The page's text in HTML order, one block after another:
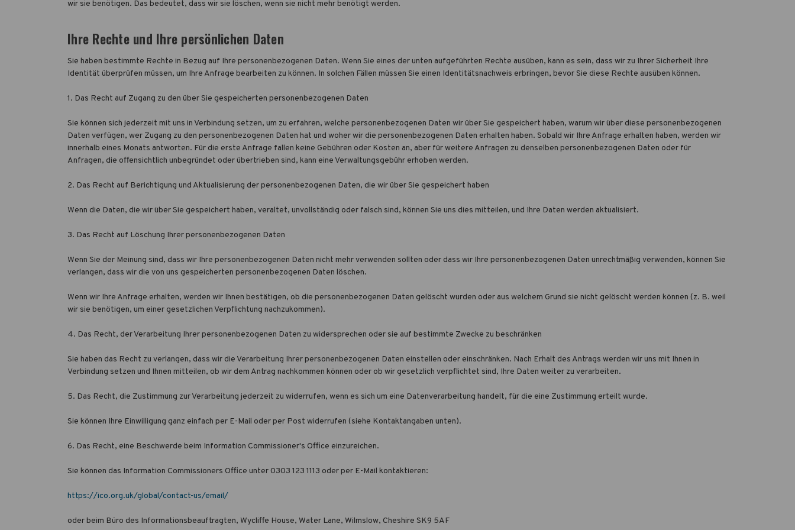
wir sie benötigen. Das bedeutet, dass wir sie löschen, wenn sie nicht mehr benötigt werden.
Ihre Rechte und Ihre persönlichen Daten
Sie haben bestimmte Rechte in Bezug auf Ihre personenbezogenen Daten. Wenn Sie eines der unten aufgeführten Rechte ausüben, kann es sein, dass wir zu Ihrer Sicherheit Ihre
Identität überprüfen müssen, um Ihre Anfrage bearbeiten zu können. In solchen Fällen müssen Sie einen Identitätsnachweis erbringen, bevor Sie diese Rechte ausüben können.
1. Das Recht auf Zugang zu den über Sie gespeicherten personenbezogenen Daten
Sie können sich jederzeit mit uns in Verbindung setzen, um zu erfahren, welche personenbezogenen Daten wir über Sie gespeichert haben, warum wir über diese personenbezogenen
Daten verfügen, wer Zugang zu den personenbezogenen Daten hat und woher wir die personenbezogenen Daten erhalten haben. Sobald wir Ihre Anfrage erhalten haben, werden wir
innerhalb eines Monats antworten. Für die erste Anfrage fallen keine Gebühren oder Kosten an, aber für weitere Anfragen zu denselben personenbezogenen Daten oder für
Anfragen, die offensichtlich unbegründet oder übertrieben sind, kann eine Verwaltungsgebühr erhoben werden.
2. Das Recht auf Berichtigung und Aktualisierung der personenbezogenen Daten, die wir über Sie gespeichert haben
Wenn die Daten, die wir über Sie gespeichert haben, veraltet, unvollständig oder falsch sind, können Sie uns dies mitteilen, und Ihre Daten werden aktualisiert.
3. Das Recht auf Löschung Ihrer personenbezogenen Daten
Wenn Sie der Meinung sind, dass wir Ihre personenbezogenen Daten nicht mehr verwenden sollten oder dass wir Ihre personenbezogenen Daten unrechtmäßig verwenden, können Sie
verlangen, dass wir die von uns gespeicherten personenbezogenen Daten löschen.
Wenn wir Ihre Anfrage erhalten, werden wir Ihnen bestätigen, ob die personenbezogenen Daten gelöscht wurden oder aus welchem Grund sie nicht gelöscht werden können (z. B. weil
wir sie benötigen, um einer gesetzlichen Verpflichtung nachzukommen).
4. Das Recht, der Verarbeitung Ihrer personenbezogenen Daten zu widersprechen oder sie auf bestimmte Zwecke zu beschränken
Sie haben das Recht zu verlangen, dass wir die Verarbeitung Ihrer personenbezogenen Daten einstellen oder einschränken. Nach Erhalt des Antrags werden wir uns mit Ihnen in
Verbindung setzen und Ihnen mitteilen, ob wir dem Antrag nachkommen können oder ob wir gesetzlich verpflichtet sind, Ihre Daten weiter zu verarbeiten.
5. Das Recht, die Zustimmung zur Verarbeitung jederzeit zu widerrufen, wenn es sich um eine Datenverarbeitung handelt, für die eine Zustimmung erteilt wurde.
Sie können Ihre Einwilligung ganz einfach per E-Mail oder per Post widerrufen (siehe Kontaktangaben unten).
6. Das Recht, eine Beschwerde beim Information Commissioner's Office einzureichen.
Sie können das Information Commissioners Office unter 0303 123 1113 oder per E-Mail kontaktieren:
https://ico.org.uk/global/contact-us/email/
oder beim Büro des Informationsbeauftragten, Wycliffe House, Water Lane, Wilmslow, Cheshire SK9 5AF